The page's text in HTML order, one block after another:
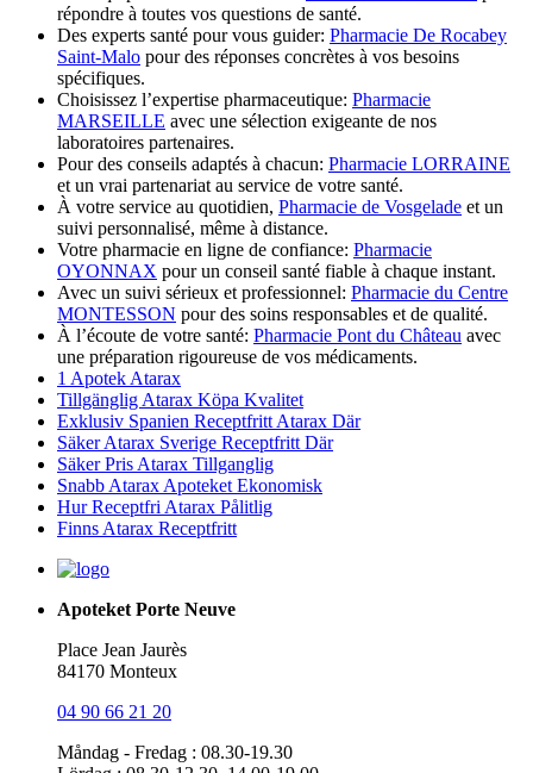
répondre à toutes vos questions de santé.
Des experts santé pour vous guider: Pharmacie De Rocabey
Saint-Malo pour des réponses concrètes à vos besoins
spécifiques.
Choisissez l’expertise pharmaceutique: Pharmacie
MARSEILLE avec une sélection exigeante de nos
laboratoires partenaires.
Pour des conseils adaptés à chacun: Pharmacie LORRAINE
et un vrai partenariat au service de votre santé.
À votre service au quotidien, Pharmacie de Vosgelade et un
suivi personnalisé, même à distance.
Votre pharmacie en ligne de confiance: Pharmacie
OYONNAX pour un conseil santé fiable à chaque instant.
Avec un suivi sérieux et professionnel: Pharmacie du Centre
MONTESSON pour des soins responsables et de qualité.
À l’écoute de votre santé: Pharmacie Pont du Château avec
une préparation rigoureuse de vos médicaments.
1 Apotek Atarax
Tillgänglig Atarax Köpa Kvalitet
Exklusiv Spanien Receptfritt Atarax Där
Säker Atarax Sverige Receptfritt Där
Säker Pris Atarax Tillganglig
Snabb Atarax Apoteket Ekonomisk
Hur Receptfri Atarax Pålitlig
Finns Atarax Receptfritt
Apoteket Porte Neuve
Place Jean Jaurès
84170 Monteux
04 90 66 21 20
Måndag - Fredag : 08.30-19.30